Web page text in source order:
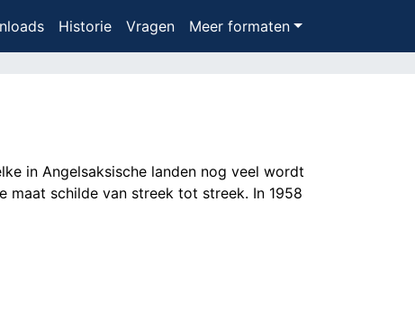
Historie Vragen Meer formaten
in Angelsaksische landen nog veel wordt
maat schilde van streek tot streek. In 1958